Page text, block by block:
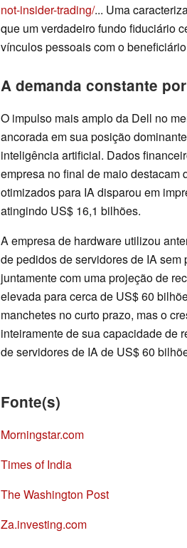
not-insider-trading/... Uma
que um verdadeiro fundo fiduciário
vínculos pessoais com o
A demanda constante
O impulso mais amplo da Dell no
ancorada em sua posição
inteligência artificial. Dados
empresa no final de maio destacam
otimizados para IA disparou em
atingindo US$ 16,1 bilhões.
A empresa de hardware utilizou
de pedidos de servidores de IA
juntamente com uma projeção de
elevada para cerca de US$ 60
manchetes no curto prazo, mas o
inteiramente de sua capacidade de
de servidores de IA de US$ 60
Fonte(s)
Morningstar.com
Times of India
The Washington Post
Za.investing.com